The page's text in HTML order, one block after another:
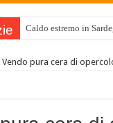
Caldo estremo in
Vendo pura cera di